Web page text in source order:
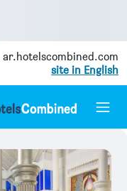
ar.hotelscombined.com
site in English